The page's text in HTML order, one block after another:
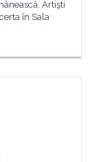
Artişti
în Sala